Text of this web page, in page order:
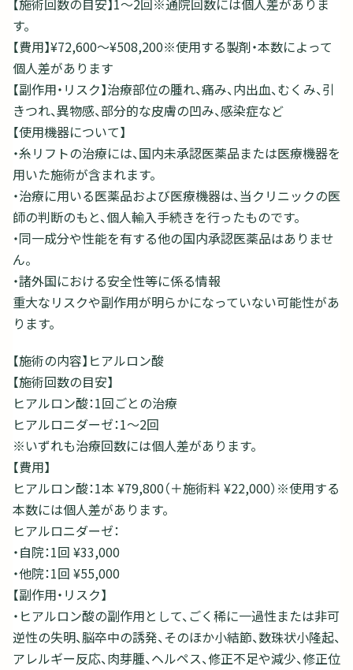
【施術回数の目安】1～2回※通院回数には個人差がありま
す。
【費用】¥72,600〜¥508,200※使用する製剤・本数によって
個人差があります
【副作用・リスク】治療部位の腫れ、痛み、内出血、むくみ、引
きつれ、異物感、部分的な皮膚の凹み、感染症など
【使用機器について】
・糸リフトの治療には、国内未承認医薬品または医療機器を
用いた施術が含まれます。
・治療に用いる医薬品および医療機器は、当クリニックの医
師の判断のもと、個人輸入手続きを行ったものです。
・同一成分や性能を有する他の国内承認医薬品はありませ
ん。
・諸外国における安全性等に係る情報
重大なリスクや副作用が明らかになっていない可能性があ
ります。
【施術の内容】ヒアルロン酸
【施術回数の目安】
ヒアルロン酸：1回ごとの治療
ヒアルロニダーゼ：1～2回
※いずれも治療回数には個人差があります。
【費用】
ヒアルロン酸：1本 ¥79,800（＋施術料 ¥22,000）※使用する
本数には個人差があります。
ヒアルロニダーゼ：
・自院：1回 ¥33,000
・他院：1回 ¥55,000
【副作用・リスク】
・ヒアルロン酸の副作用として、ごく稀に一過性または非可
逆性の失明、脳卒中の誘発、そのほか小結節、数珠状小隆起、
アレルギー反応、肉芽腫、ヘルペス、修正不足や減少、修正位